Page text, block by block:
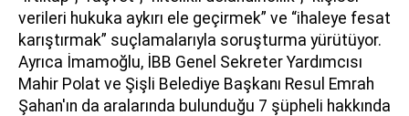
verileri hukuka aykırı ele geçirmek” ve “ihaleye fesat
karıştırmak” suçlamalarıyla soruşturma yürütüyor.
Ayrıca İmamoğlu, İBB Genel Sekreter Yardımcısı
Mahir Polat ve Şişli Belediye Başkanı Resul Emrah
Şahan'ın da aralarında bulunduğu 7 şüpheli hakkında